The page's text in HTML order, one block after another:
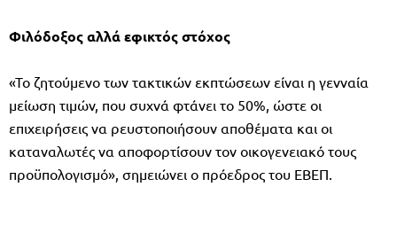
Φιλόδοξος αλλά εφικτός στόχος
«Το ζητούμενο των τακτικών εκπτώσεων είναι η γενναία
μείωση τιμών, που συχνά φτάνει το 50%, ώστε οι
επιχειρήσεις να ρευστοποιήσουν αποθέματα και οι
καταναλωτές να αποφορτίσουν τον οικογενειακό τους
προϋπολογισμό», σημειώνει ο πρόεδρος του ΕΒΕΠ.